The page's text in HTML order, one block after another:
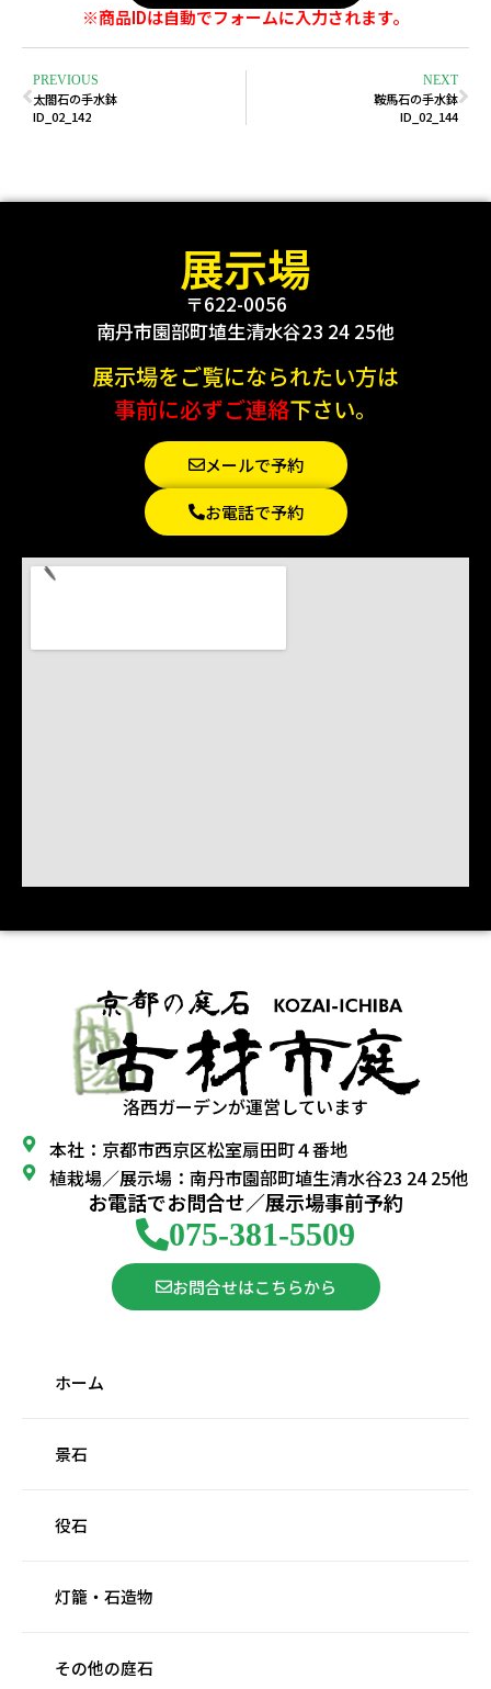
※商品IDは自動でフォームに入力されます。
PREVIOUS
太閤石の手水鉢
ID_02_142
NEXT
鞍馬石の手水鉢
ID_02_144
展示場
〒622-0056
南丹市園部町埴生清水谷23 24 25他
展示場をご覧になられたい方は
事前に必ずご連絡下さい。
メールで予約
お電話で予約
洛西ガーデンが運営しています
本社：京都市西京区松室扇田町４番地
植栽場／展示場：南丹市園部町埴生清水谷23 24 25他
お電話でお問合せ／展示場事前予約
075-381-5509
お問合せはこちらから
ホーム
景石
役石
灯籠・石造物
その他の庭石